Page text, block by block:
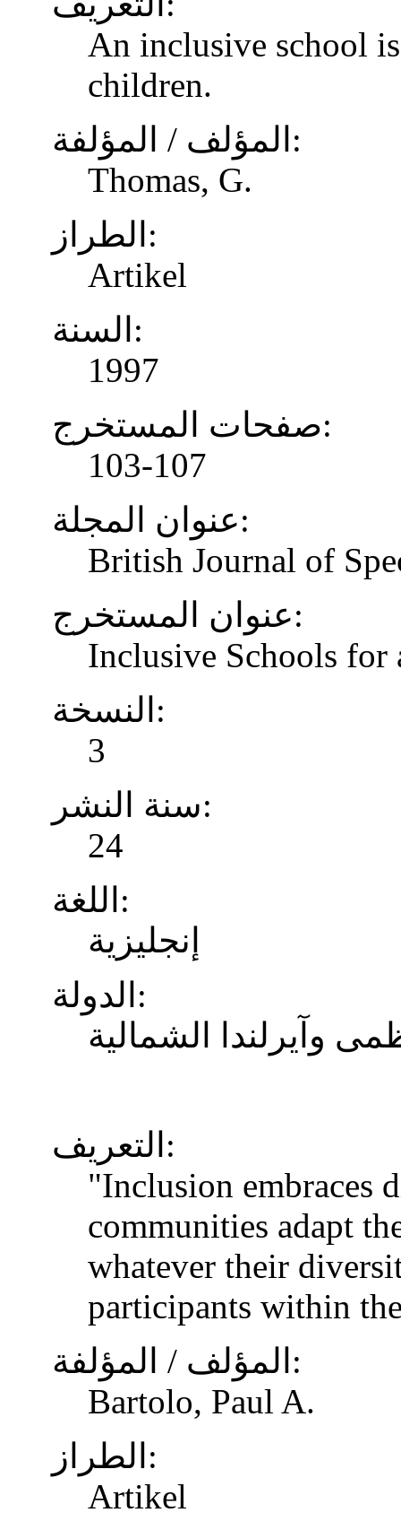
An inclusive school
children.
المؤلف / المؤلفة:
Thomas, G.
الطراز:
Artikel
السنة:
1997
صفحات المستخرج:
103-107
عنوان المجلة:
British Journal of
عنوان المستخرج:
Inclusive Schools for
النسخة:
3
سنة النشر:
24
اللغة:
إنجليزية
الدولة:
وآيرلندا الشمالية
التعريف:
"Inclusion embraces
communities adapt
whatever their
participants within
المؤلف / المؤلفة:
Bartolo, Paul A.
الطراز:
Artikel